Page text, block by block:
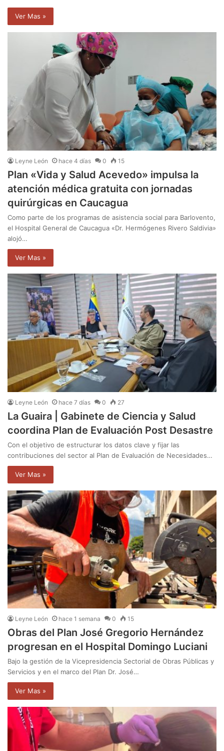
Ver Mas »
Leyne León hace 4 días 0 15
Plan «Vida y Salud Acevedo» impulsa la
atención médica gratuita con jornadas
quirúrgicas en Caucagua
Como parte de los programas de asistencia social para Barlovento,
el Hospital General de Caucagua «Dr. Hermógenes Rivero Saldivia»
alojó…
Ver Mas »
Leyne León hace 7 días 0 27
La Guaira | Gabinete de Ciencia y Salud
coordina Plan de Evaluación Post Desastre
Con el objetivo de estructurar los datos clave y fijar las
contribuciones del sector al Plan de Evaluación de Necesidades…
Ver Mas »
Leyne León hace 1 semana 0 15
Obras del Plan José Gregorio Hernández
progresan en el Hospital Domingo Luciani
Bajo la gestión de la Vicepresidencia Sectorial de Obras Públicas y
Servicios y en el marco del Plan Dr. José…
Ver Mas »